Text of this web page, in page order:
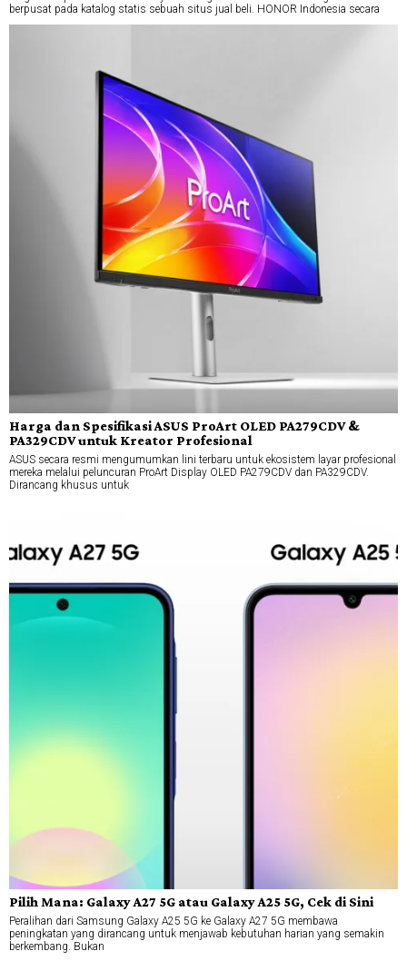
berpusat pada katalog statis sebuah situs jual beli. HONOR Indonesia secara
Harga dan Spesifikasi ASUS ProArt OLED PA279CDV &
PA329CDV untuk Kreator Profesional
ASUS secara resmi mengumumkan lini terbaru untuk ekosistem layar profesional
mereka melalui peluncuran ProArt Display OLED PA279CDV dan PA329CDV.
Dirancang khusus untuk
Pilih Mana: Galaxy A27 5G atau Galaxy A25 5G, Cek di Sini
Peralihan dari Samsung Galaxy A25 5G ke Galaxy A27 5G membawa
peningkatan yang dirancang untuk menjawab kebutuhan harian yang semakin
berkembang. Bukan